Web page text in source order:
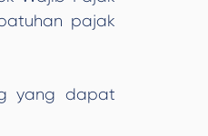
pajak
yang dapat